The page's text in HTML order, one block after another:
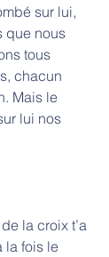
sur lui,
que nous
tous
chacun
Mais le
lui nos
la croix t’a
la fois le